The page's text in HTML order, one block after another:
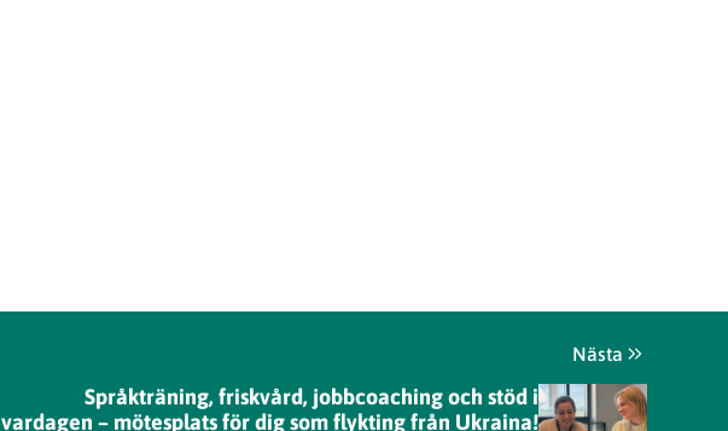
Nästa
Språkträning, friskvård, jobbcoaching och stöd i
vardagen – mötesplats för dig som flykting från Ukraina!